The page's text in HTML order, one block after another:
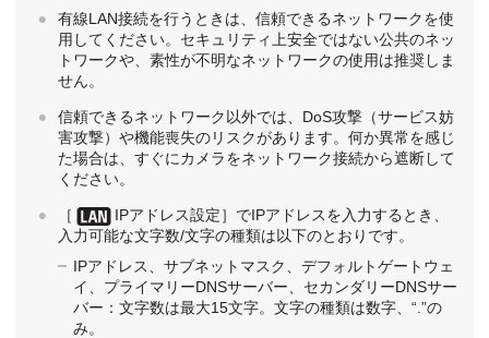
有線LAN接続を行うときは、信頼できるネットワークを使
用してください。セキュリティ上安全ではない公共のネッ
トワークや、素性が不明なネットワークの使用は推奨しま
せん。
信頼できるネットワーク以外では、DoS攻撃（サービス妨
害攻撃）や機能喪失のリスクがあります。何か異常を感じ
た場合は、すぐにカメラをネットワーク接続から遮断して
ください。
［ IPアドレス設定］ でIPアドレスを入力するとき、
入力可能な文字数/文字の種類は以下のとおりです。
IPアドレス、サブネットマスク、デフォルトゲートウェ
イ、プライマリーDNSサーバー、セカンダリーDNSサー
バー：文字数は最大15文字。文字の種類は数字、“.”の
み。